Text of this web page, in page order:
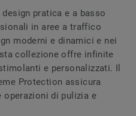
pratica e a basso
in aree a traffico
moderni e dinamici e nei
collezione offre infinite
e personalizzati. Il
Protection assicura
operazioni di pulizia e